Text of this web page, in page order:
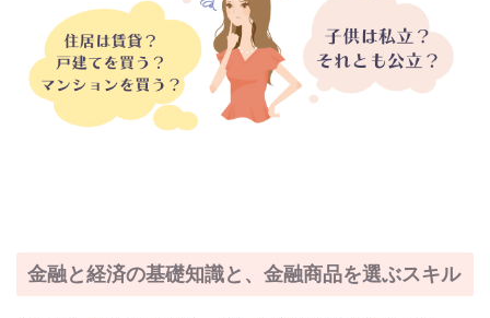
金融と経済の基礎知識と、金融商品を選ぶスキル